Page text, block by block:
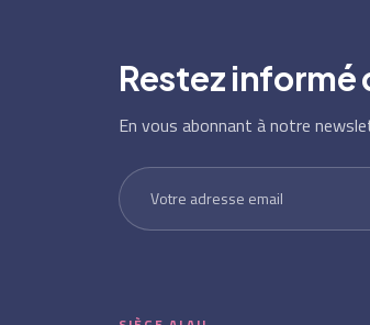
Restez
En vous abonnant à notre